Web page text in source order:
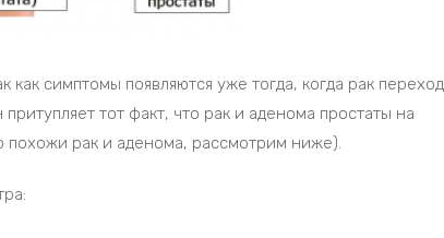
симптомы появляются уже тогда, когда рак
тот факт, что рак и аденома простаты на
рак и аденома, рассмотрим ниже).